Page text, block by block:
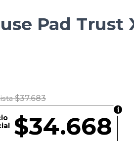
Pad Trust
$37.683
$34.668